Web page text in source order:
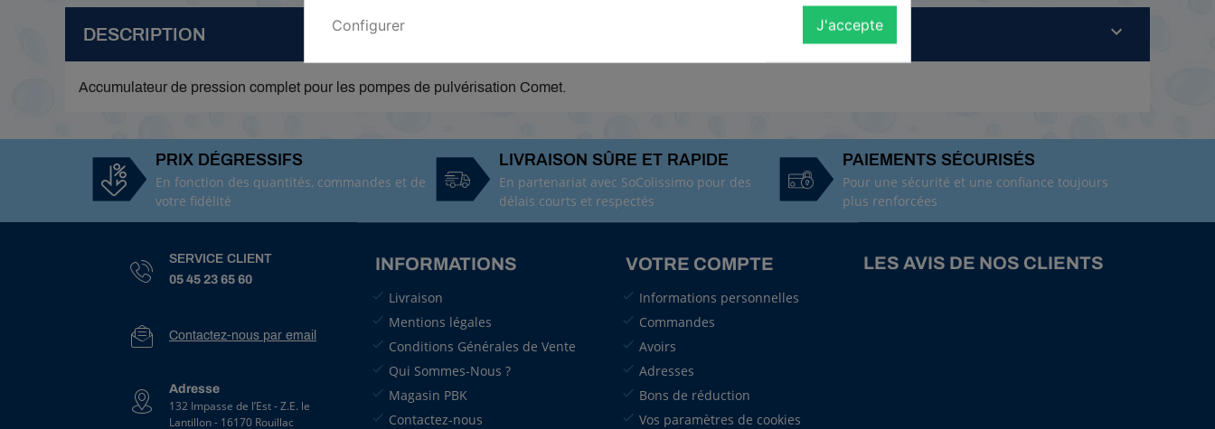
DESCRIPTION
Accumulateur de pression complet pour les pompes de pulvérisation Comet.
PRIX DÉGRESSIFS
En fonction des quantités, commandes et de
votre fidélité
LIVRAISON SÛRE ET RAPIDE
En partenariat avec SoColissimo pour des
délais courts et respectés
PAIEMENTS SÉCURISÉS
Pour une sécurité et une confiance toujours
plus renforcées
SERVICE CLIENT
05 45 23 65 60
Contactez-nous par email
Adresse
132 Impasse de l’Est - Z.E. le
Lantillon - 16170 Rouillac
INFORMATIONS
Livraison
Mentions légales
Conditions Générales de Vente
Qui Sommes-Nous ?
Magasin PBK
Contactez-nous
VOTRE COMPTE
Informations personnelles
Commandes
Avoirs
Adresses
Bons de réduction
Vos paramètres de cookies
LES AVIS DE NOS CLIENTS
J'accepte
Configurer